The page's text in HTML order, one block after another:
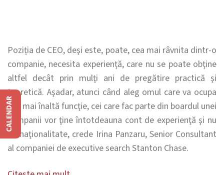
Poziția de CEO, deşi este, poate, cea mai râvnita dintr-o
companie, necesita experienţă, care nu se poate obţine
altfel decât prin mulţi ani de pregătire practică şi
teoretică. Aşadar, atunci când aleg omul care va ocupa
cea mai înaltă funcţie, cei care fac parte din boardul unei
companii vor ţine întotdeauna cont de experienţă şi nu
de naţionalitate, crede Irina Panzaru, Senior Consultant
al companiei de executive search Stanton Chase.
CALENDAR